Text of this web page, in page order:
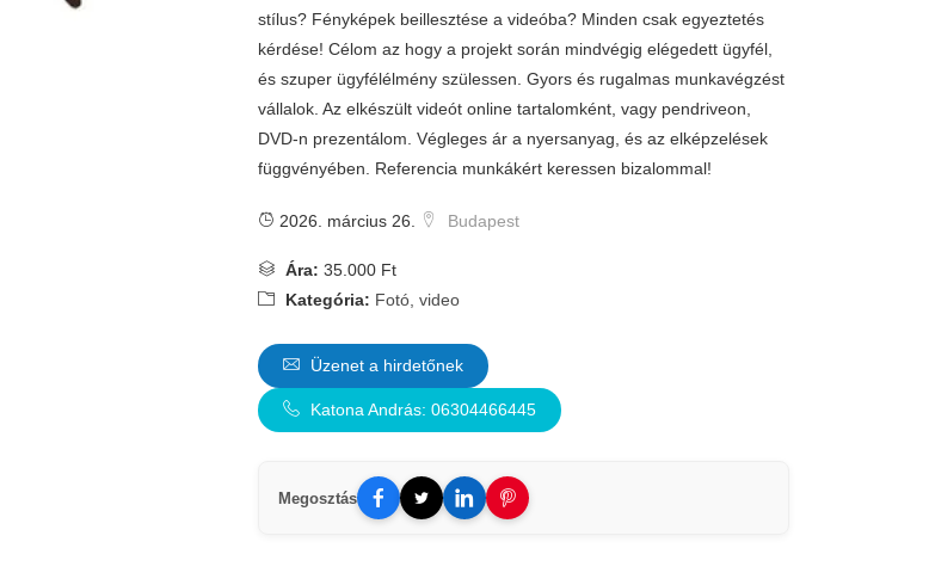
stílus? Fényképek beillesztése a videóba? Minden csak egyeztetés
kérdése! Célom az hogy a projekt során mindvégig elégedett ügyfél,
és szuper ügyfélélmény szülessen. Gyors és rugalmas munkavégzést
vállalok. Az elkészült videót online tartalomként, vagy pendriveon,
DVD-n prezentálom. Végleges ár a nyersanyag, és az elképzelések
függvényében. Referencia munkákért keressen bizalommal!
2026. március 26. Budapest
Ára: 35.000 Ft
Kategória: Fotó, video
Üzenet a hirdetőnek
Katona András: 06304466445
Megosztás